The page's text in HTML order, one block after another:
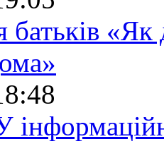
батьків